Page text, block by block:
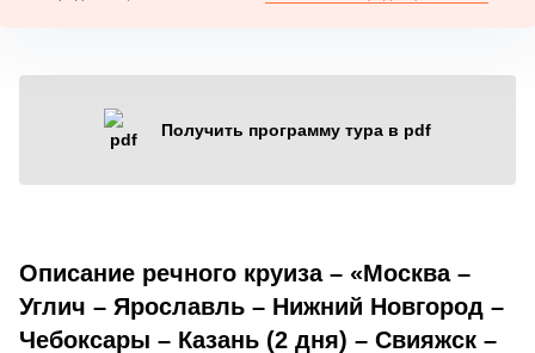
Получить программу тура в pdf
Описание речного круиза – «Москва –
Углич – Ярославль – Нижний Новгород –
Чебоксары – Казань (2 дня) – Свияжск –